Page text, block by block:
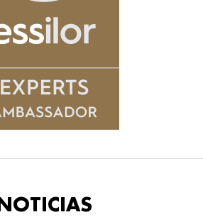
NOTICIAS